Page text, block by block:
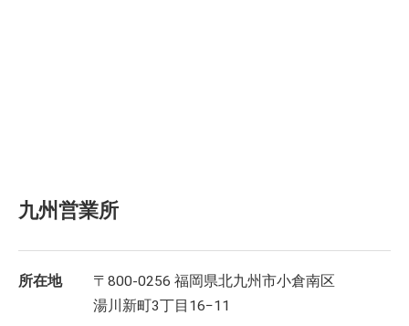
九州営業所
所在地
〒800-0256 福岡県北九州市小倉南区
湯川新町3丁目16−11